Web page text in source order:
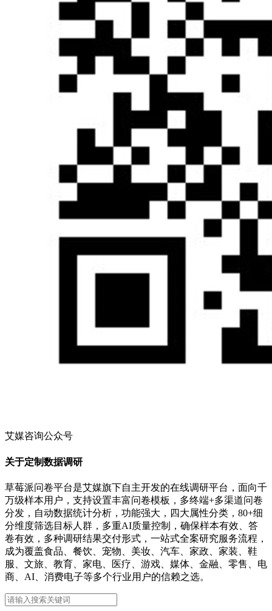
艾媒咨询公众号
关于定制数据调研
草莓派问卷平台是艾媒旗下自主开发的在线调研平台，面向千
万级样本用户，支持设置丰富问卷模板，多终端+多渠道问卷
分发，自动数据统计分析，功能强大，四大属性分类，80+细
分维度筛选目标人群，多重AI质量控制，确保样本有效、答
卷有效，多种调研结果交付形式，一站式全案研究服务流程，
成为覆盖食品、餐饮、宠物、美妆、汽车、家政、家装、鞋
服、文旅、教育、家电、医疗、游戏、媒体、金融、零售、电
商、AI、消费电子等多个行业用户的信赖之选。